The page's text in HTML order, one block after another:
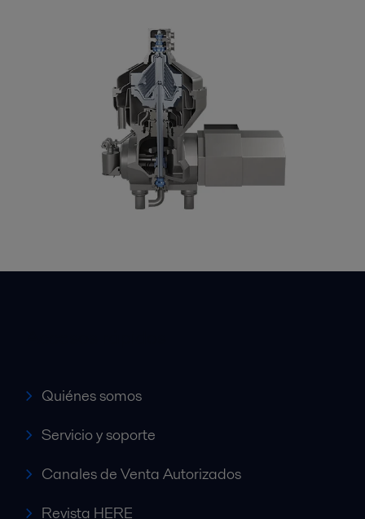
Quiénes somos
Servicio y soporte
Canales de Venta Autorizados
Revista HERE